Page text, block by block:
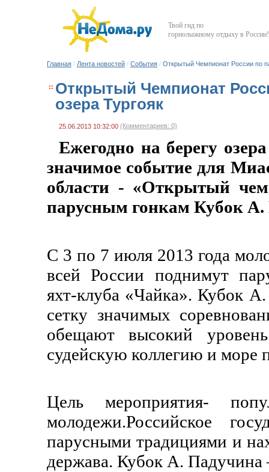
Твой гид по
горнолыжному отдыху в России!
Главная / Лента новостей / События / Открытый Чемпионат России по
Открытый Чемпионат
озера Тургояк
25.06.2013 10:32:00 (Комментариев: 0)
Ежегодно на берегу
значимое событие для
области - «Открытый
парусным гонкам Кубок А.
С 3 по 7 июля 2013 года
всей России поднимут
яхт-клуба «Чайка».Кубок А.
сетку значимых
обещают высокий
судейскую коллегию и море
Цель мероприятия-
молодежи.Российское
парусными традициями и
держава. Кубок А. Падучина